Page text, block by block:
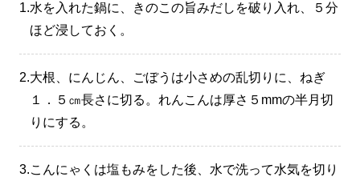
1.水を入れた鍋に、きのこの旨みだしを破り入れ、５分
ほど浸しておく。
2.大根、にんじん、ごぼうは小さめの乱切りに、ねぎ
１．５㎝長さに切る。れんこんは厚さ５mmの半月切
りにする。
3.こんにゃくは塩もみをした後、水で洗って水気を切り